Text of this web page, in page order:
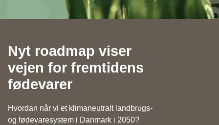
Nyt roadmap viser
vejen for fremtidens
fødevarer
Hvordan når vi et klimaneutralt landbrugs-
og fødevaresystem i Danmark i 2050?